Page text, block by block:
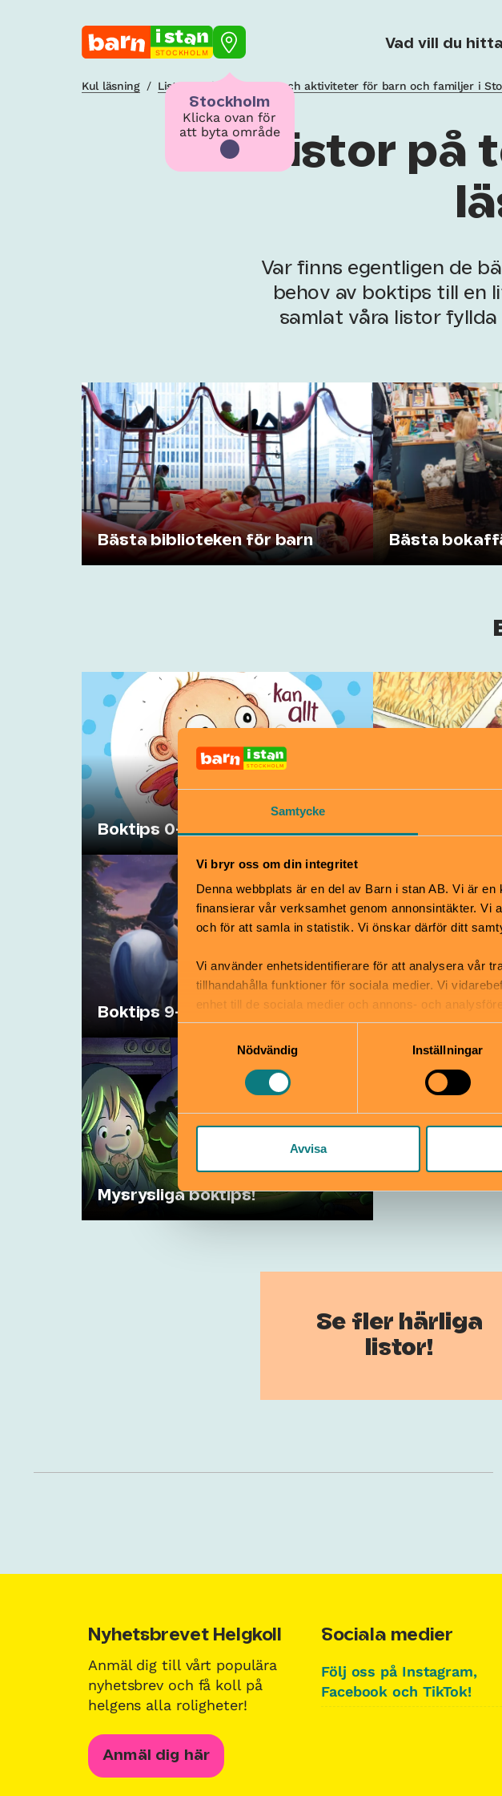
Samtycke
Vi bryr oss om din integritet
Denna webbplats är en del av Barn i stan AB. Vi är
finansierar vår verksamhet genom annonsintäkter. Vi
och för att samla in statistik. Vi önskar därför ditt
Vi använder enhetsidentifierare för att analysera vår
tillhandahålla funktioner för sociala medier. Vi
enhet till de sociala medier och annons- och
informationen med annan information som du har
Nödvändig
Inställningar
Avvisa
STOCKHOLM
Stockholm
Klicka ovan för
att byta område
Vad vill du
Kul läsning / Listor med finfina tips och aktiviteter för barn och familjer i
Listor på
Var finns egentligen de
behov av boktips till en
samlat våra listor
Bästa biblioteken för barn Bästa
Boktips 0-3 år Bok tips 4-6 år
Boktips 9-12 år Boktips:
Mysrysliga boktips!
Se fler härliga
listor!
Nyhetsbrevet Helgkoll
Anmäl dig till vårt populära
nyhetsbrev och få koll på
helgens alla roligheter!
Anmäl dig här
Sociala medier
Följ oss på Instagram,
Facebook och TikTok!